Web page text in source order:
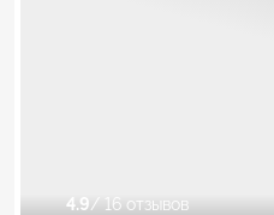
4.9/ 16 отзывов